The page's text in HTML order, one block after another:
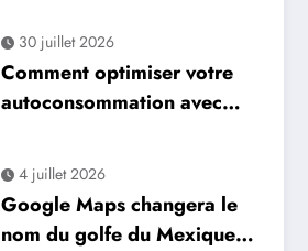
grâce à notre guide
complet
30 juillet 2026
Comment optimiser votre
autoconsommation avec
4 juillet 2026
Google Maps changera le
nom du golfe du Mexique :